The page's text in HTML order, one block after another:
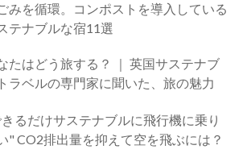
みを循環。コンポストを導入している
テナブルな宿11選
はどう旅する？ ｜ 英国サステナブ
ラベルの専門家に聞いた、旅の魅力
るだけサステナブルに飛行機に乗り
" CO2排出量を抑えて空を飛ぶには？